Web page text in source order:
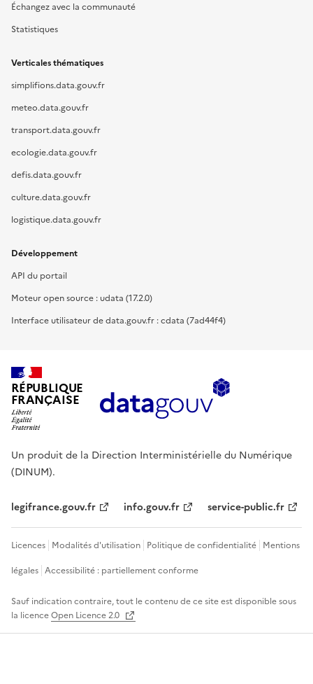
Échangez avec la communauté
Statistiques
Verticales thématiques
simplifions.data.gouv.fr
meteo.data.gouv.fr
transport.data.gouv.fr
ecologie.data.gouv.fr
defis.data.gouv.fr
culture.data.gouv.fr
logistique.data.gouv.fr
Développement
API du portail
Moteur open source : udata (17.2.0)
Interface utilisateur de data.gouv.fr : cdata (7ad44f4)
RÉPUBLIQUE
FRANÇAISE
Un produit de la Direction Interministérielle du Numérique
(DINUM).
legifrance.gouv.fr info.gouv.fr service-public.fr
Licences Modalités d'utilisation Politique de confidentialité Mentions
légales Accessibilité : partiellement conforme
Sauf indication contraire, tout le contenu de ce site est disponible sous
la licenceOpen Licence 2.0